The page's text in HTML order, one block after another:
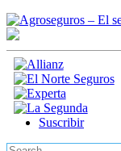
Suscribir